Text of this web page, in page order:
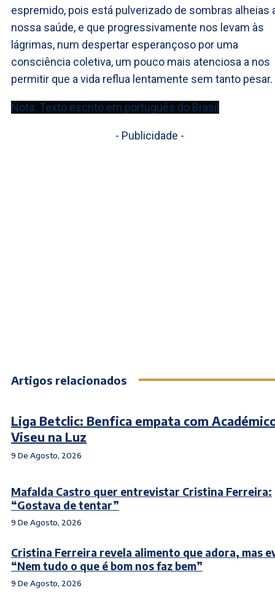
espremido, pois está pulverizado de sombras alheias
nossa saúde, e que progressivamente nos levam às
lágrimas, num despertar esperançoso por uma
consciência coletiva, um pouco mais atenciosa a nos
permitir que a vida reflua lentamente sem tanto pesar.
Nota: Texto escrito em português do Brasil
- Publicidade -
Artigos relacionados
Liga Betclic: Benfica empata com
Viseu na Luz
9 De Agosto, 2026
Mafalda Castro quer entrevistar Cristina Ferreira:
“Gostava de tentar”
9 De Agosto, 2026
Cristina Ferreira revela alimento que adora, mas
“Nem tudo o que é bom nos faz bem”
9 De Agosto, 2026